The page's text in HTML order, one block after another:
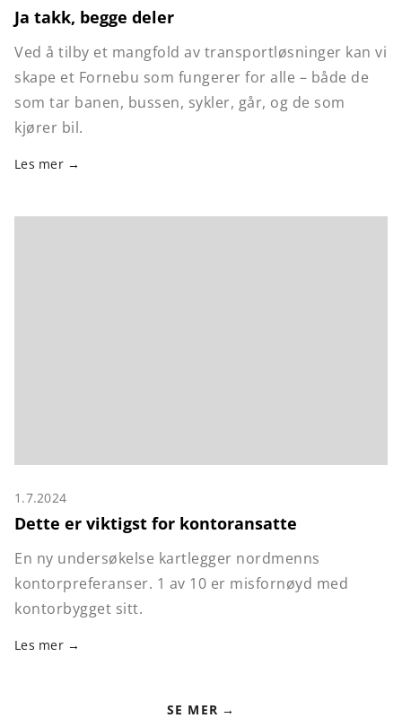
Ja takk, begge deler
Ved å tilby et mangfold av transportløsninger kan vi
skape et Fornebu som fungerer for alle – både de
som tar banen, bussen, sykler, går, og de som
kjører bil.
Les mer
1.7.2024
Dette er viktigst for kontoransatte
En ny undersøkelse kartlegger nordmenns
kontorpreferanser. 1 av 10 er misfornøyd med
kontorbygget sitt.
Les mer
SE MER